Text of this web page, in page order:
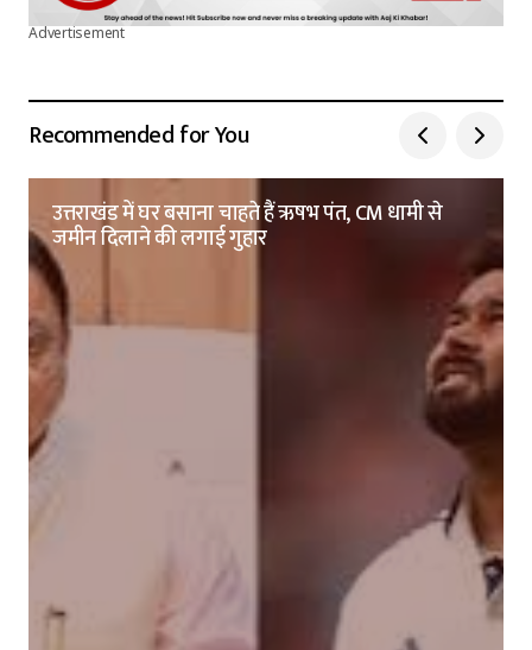
Advertisement
Recommended for You
उत्तराखंड में घर बसाना चाहते हैं ऋषभ पंत, CM धामी से
जमीन दिलाने की लगाई गुहार